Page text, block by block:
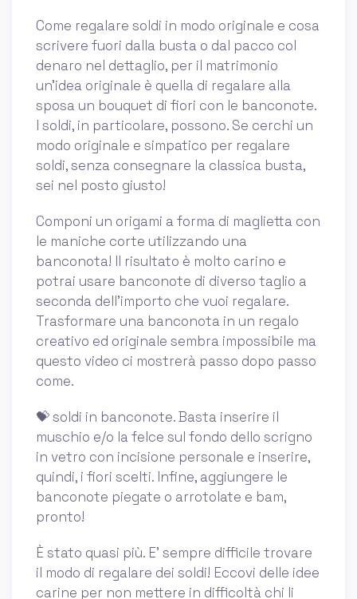
Come regalare soldi in modo originale e cosa
scrivere fuori dalla busta o dal pacco col
denaro nel dettaglio, per il matrimonio
un’idea originale è quella di regalare alla
sposa un bouquet di fiori con le banconote.
I soldi, in particolare, possono. Se cerchi un
modo originale e simpatico per regalare
soldi, senza consegnare la classica busta,
sei nel posto giusto!
Componi un origami a forma di maglietta con
le maniche corte utilizzando una
banconota! Il risultato è molto carino e
potrai usare banconote di diverso taglio a
seconda dell’importo che vuoi regalare.
Trasformare una banconota in un regalo
creativo ed originale sembra impossibile ma
questo video ci mostrerà passo dopo passo
come.
💝 soldi in banconote. Basta inserire il
muschio e/o la felce sul fondo dello scrigno
in vetro con incisione personale e inserire,
quindi, i fiori scelti. Infine, aggiungere le
banconote piegate o arrotolate e bam,
pronto!
È stato quasi più. E’ sempre difficile trovare
il modo di regalare dei soldi! Eccovi delle idee
carine per non mettere in difficoltà chi li